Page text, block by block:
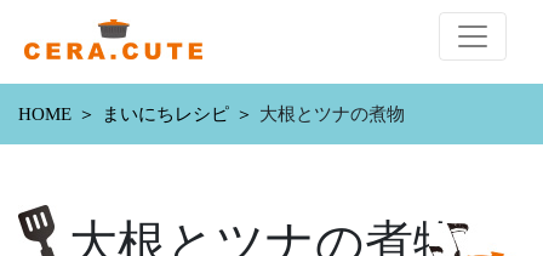
HOME まいにちレシピ 大根とツナの煮物
大根とツナの煮物